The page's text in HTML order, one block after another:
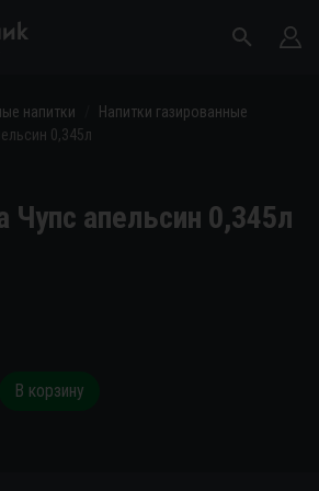
напитки
Напитки газированные
0,345л
Чупс апельсин 0,345л
В корзину